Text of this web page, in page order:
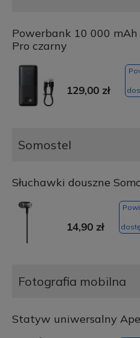
Powerbank 10 000
Pro czarny
129,00 zł
Somostel
Słuchawki douszne
14,90 zł
Fotografia mobilna
Statyw uniwersalny